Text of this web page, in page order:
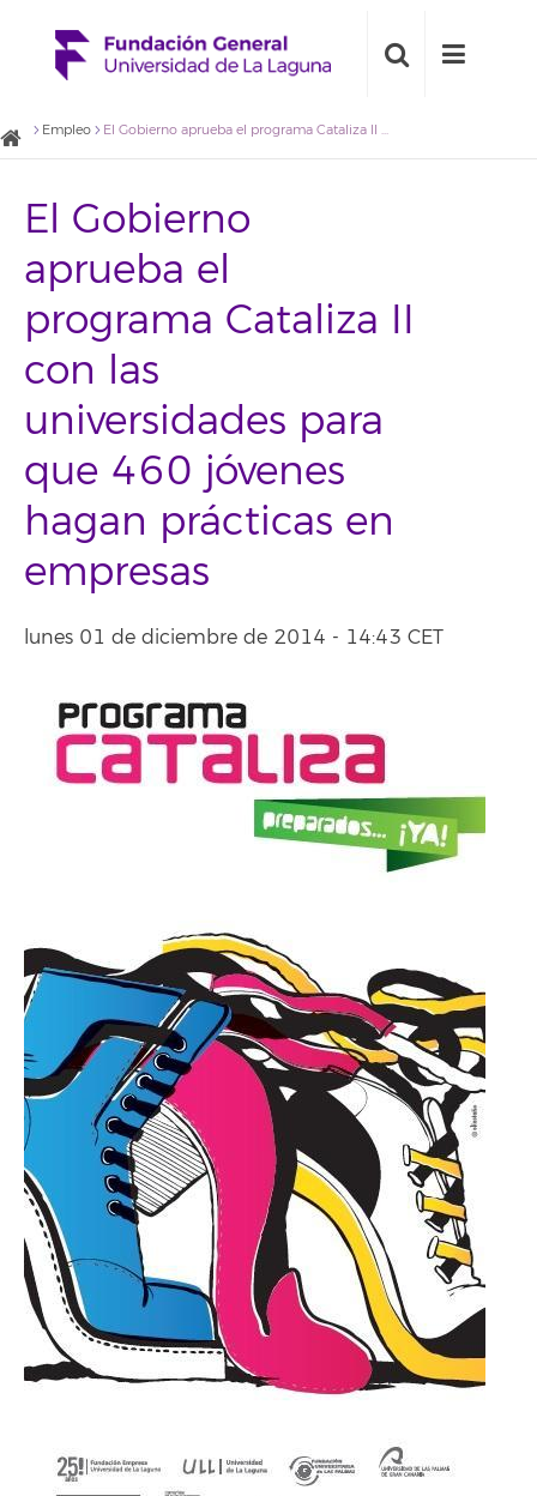
Empleo El Gobierno aprueba el programa Cataliza II con las universidades para que 460 jóvenes hagan prácticas en empresas
El Gobierno
aprueba el
programa Cataliza II
con las
universidades para
que 460 jóvenes
hagan prácticas en
empresas
lunes 01 de diciembre de 2014 - 14:43 CET